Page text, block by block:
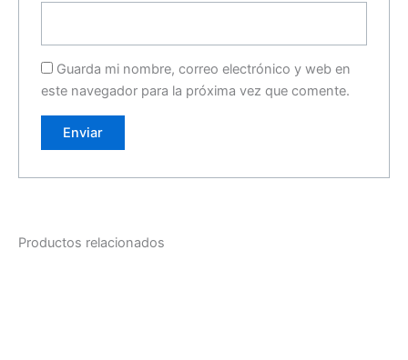
Guarda mi nombre, correo electrónico y web en
este navegador para la próxima vez que comente.
Productos relacionados